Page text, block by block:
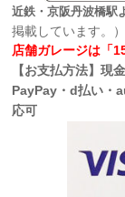
近鉄・京阪丹波橋駅
掲載しています。）
店舗ガレージは「
【お支払方法】現
PayPay・d払い・
応可